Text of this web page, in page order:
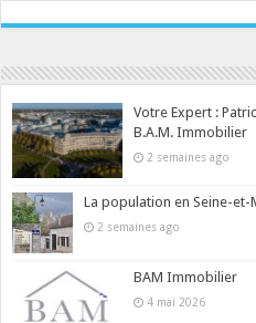
Votre Expert :
B.A.M. Immobilier
2 semaines ago
La population en Seine-et-
2 semaines ago
BAM Immobilier
4 mai 2026